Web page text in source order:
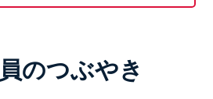
のつぶやき